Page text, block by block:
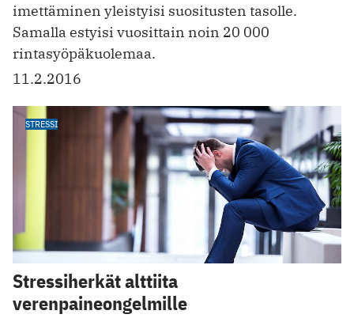
imettäminen yleistyisi suositusten tasolle.
Samalla estyisi vuosittain noin 20 000
rintasyöpäkuolemaa.
11.2.2016
STRESSI
Stressiherkät alttiita
verenpaineongelmille